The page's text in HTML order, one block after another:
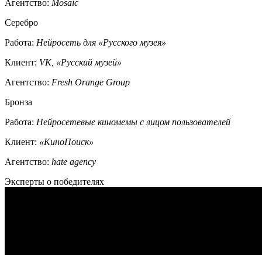
Агентство: Mosaic
Серебро
Работа: Нейросеть для «Русского музея»
Клиент: VK, «Русский музей»
Агентство: Fresh Orange Group
Бронза
Работа: Нейросетевые киномемы с лицом пользователей
Клиент: «КиноПоиск»
Агентство: hate agency
Эксперты о победителях